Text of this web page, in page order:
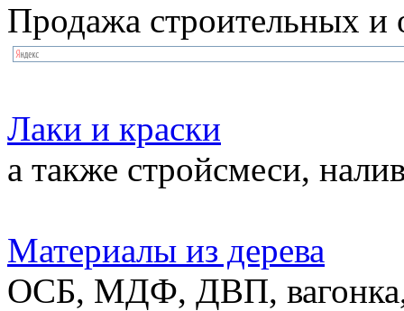
Продажа строительных и
Лаки и краски
а также стройсмеси,
Материалы из дерева
ОСБ, МДФ, ДВП,